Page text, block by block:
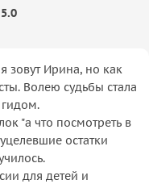
5.0
зовут Ирина, но как
Волею судьбы стала
"а что посмотреть в
остатки
для детей и